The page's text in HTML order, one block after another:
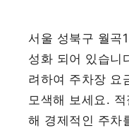
서울 성북구 월곡
성화 되어 있습니
려하여 주차장 요
모색해 보세요.
해 경제적인 주차